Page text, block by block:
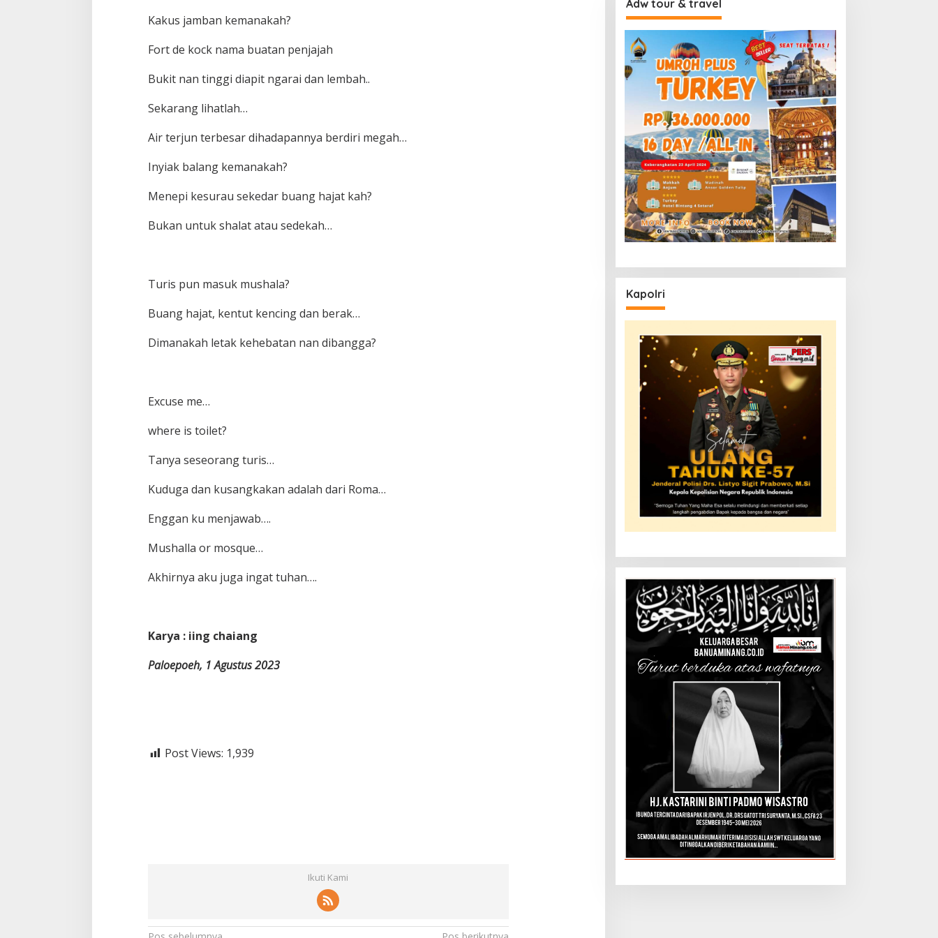
Kakus jamban kemanakah?
Fort de kock nama buatan penjajah
Bukit nan tinggi diapit ngarai dan lembah..
Sekarang lihatlah…
Air terjun terbesar dihadapannya berdiri megah…
Inyiak balang kemanakah?
Menepi kesurau sekedar buang hajat kah?
Bukan untuk shalat atau sedekah…
Turis pun masuk mushala?
Buang hajat, kentut kencing dan berak…
Dimanakah letak kehebatan nan dibangga?
Excuse me…
where is toilet?
Tanya seseorang turis…
Kuduga dan kusangkakan adalah dari Roma…
Enggan ku menjawab….
Mushalla or mosque…
Akhirnya aku juga ingat tuhan….
Karya : iing chaiang
Paloepoeh, 1 Agustus 2023
Post Views: 1,939
Ikuti Kami
Adw tour & travel
Kapolri